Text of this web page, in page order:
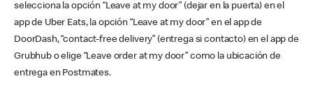
selecciona la opción “Leave at my door” (dejar en la puerta) en el
app de Uber Eats, la opción “Leave at my door” en el app de
DoorDash, “contact-free delivery” (entrega si contacto) en el app de
Grubhub o elige “Leave order at my door” como la ubicación de
entrega en Postmates.